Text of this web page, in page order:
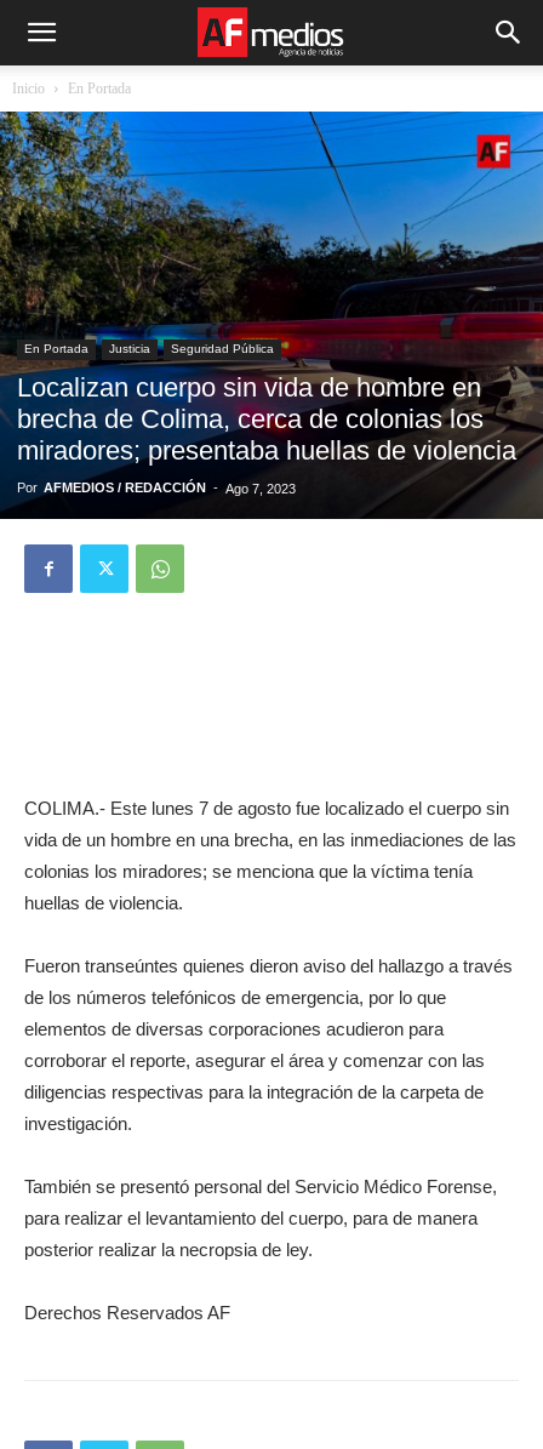
Inicio En Portada
En Portada Justicia Seguridad Pública
Localizan cuerpo sin vida de hombre en
brecha de Colima, cerca de colonias los
miradores; presentaba huellas de violencia
Por AFMEDIOS / REDACCIÓN - Ago 7, 2023
COLIMA.- Este lunes 7 de agosto fue localizado el cuerpo sin
vida de un hombre en una brecha, en las inmediaciones de las
colonias los miradores; se menciona que la víctima tenía
huellas de violencia.
Fueron transeúntes quienes dieron aviso del hallazgo a través
de los números telefónicos de emergencia, por lo que
elementos de diversas corporaciones acudieron para
corroborar el reporte, asegurar el área y comenzar con las
diligencias respectivas para la integración de la carpeta de
investigación.
También se presentó personal del Servicio Médico Forense,
para realizar el levantamiento del cuerpo, para de manera
posterior realizar la necropsia de ley.
Derechos Reservados AF